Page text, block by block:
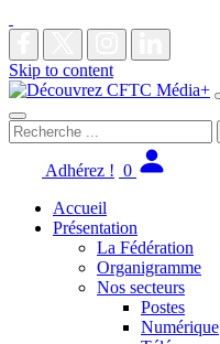
Skip to content
Main
Navigation
Recherche
pour
Adhérez ! 0
Accueil
Présentation
La Fédération
Organigramme
Nos secteurs
Postes
Numérique